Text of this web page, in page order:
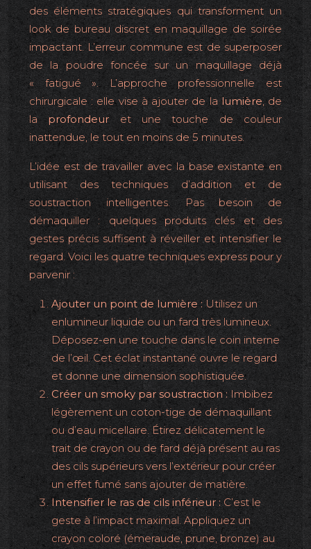
des éléments stratégiques qui transforment un
look de bureau discret en maquillage de soirée
impactant. L’erreur commune est de superposer
de la poudre foncée sur un maquillage déjà
« fatigué ». L’approche professionnelle est
chirurgicale : elle vise à ajouter de lalumière, de
laprofondeur et une touche de couleur
inattendue, le tout en moins de 5 minutes.
L’idée est de travailler avec la base existante en
utilisant des techniques d’addition et de
soustraction intelligentes. Pas besoin de
démaquiller : quelques produits clés et des
gestes précis suffisent à réveiller et intensifier le
regard. Voici les quatre techniques express pour y
parvenir :
Ajouter un point de lumière : Utilisez un
enlumineur liquide ou un fard très lumineux.
Déposez-en une touche dans le coin interne
de l’œil. Cet éclat instantané ouvre le regard
et donne une dimension sophistiquée.
Créer un smoky par soustraction : Imbibez
légèrement un coton-tige de démaquillant
ou d’eau micellaire. Étirez délicatement le
trait de crayon ou de fard déjà présent au ras
des cils supérieurs vers l’extérieur pour créer
un effet fumé sans ajouter de matière.
Intensifier le ras de cils inférieur : C’est le
geste à l’impact maximal. Appliquez un
crayon coloré (émeraude, prune, bronze) au